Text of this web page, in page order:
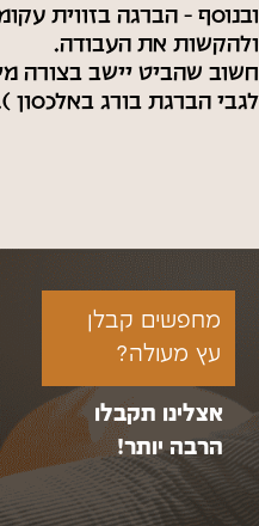
ובנוסף – הברגה בזווית
ולהקשות את העבודה.
חשוב שהביט יישב בצורה
לגבי הברגת בורג באלכסון
מחפשים קבלן
עץ מעולה?
אצלינו תקבלו
הרבה יותר!